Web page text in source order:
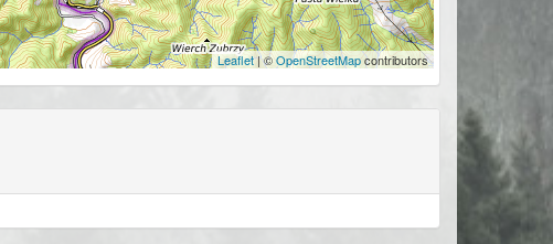
Leaflet| ©OpenStreetMapcontributors